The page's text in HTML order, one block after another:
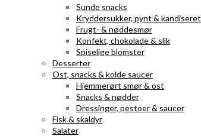
Sunde snacks
Kryddersukker, pynt & kandiseret
Frugt- & nøddesmør
Konfekt, chokolade & slik
Spiselige blomster
Desserter
Ost, snacks & kolde saucer
Hjemmerørt smør & ost
Snacks & nødder
Dressinger, pestoer & saucer
Fisk & skaldyr
Salater